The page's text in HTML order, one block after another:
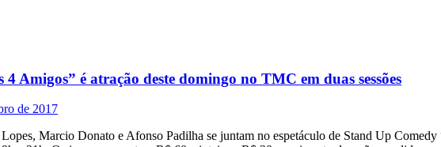
Amigos” é atração deste domingo no TMC em duas sessões
de 2017
Marcio Donato e Afonso Padilha se juntam no espetáculo de Stand Up